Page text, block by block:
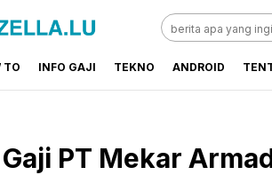
World
TO INFO GAJI TEKNO ANDROID
PT Mekar